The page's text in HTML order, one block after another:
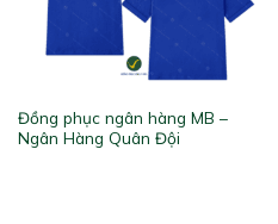
Đồng phục ngân hàng MB –
Ngân Hàng Quân Đội